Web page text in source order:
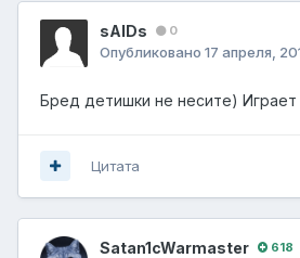
sAIDs 0
Опубликовано 17 апреля,
Бред детишки не несите) Играет
Цитата
Satan1cWarmaster 618